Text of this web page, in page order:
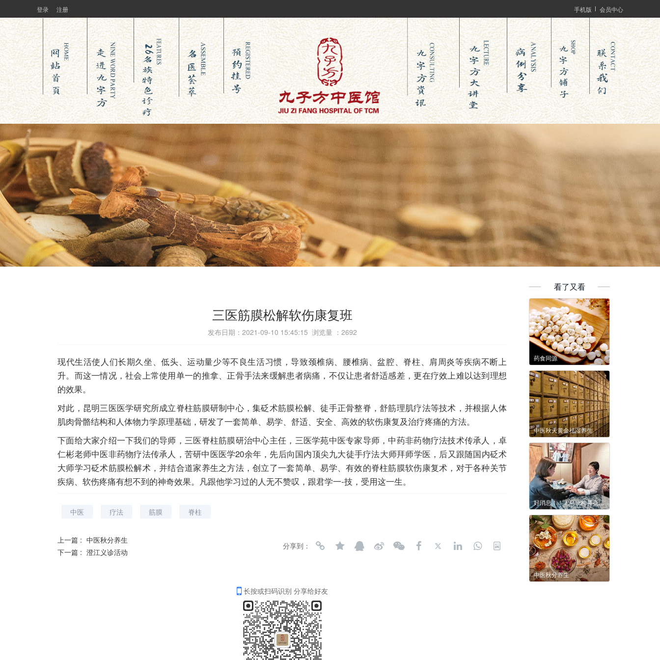
登录 注册 手机版 会员中心
三医筋膜松解软伤康复班
发布日期：2021-09-10 15:45:15 浏览量 ： 2692
现代生活使人们长期久坐、低头、运动量少等不良生活习惯，导致颈椎病、腰椎病、盆腔、脊柱、肩周炎等疾病不断上
升。而这一情况，社会上常使用单一的推拿、正骨手法来缓解患者病痛，不仅让患者舒适感差，更在疗效上难以达到理想
的效果。
对此，昆明三医医学研究所成立脊柱筋膜研制中心，集砭术筋膜松解、徒手正骨整脊，舒筋理肌疗法等技术，并根据人体
肌肉骨骼结构和人体物力学原理基础，研发了一套简单、易学、舒适、安全、高效的软伤康复及治疗疼痛的方法。
下面给大家介绍一下我们的导师，三医脊柱筋膜研治中心主任，三医学苑中医专家导师，中药非药物疗法技术传承人，卓
仁彬老师中医非药物疗法传承人，苦研中医医学20余年，先后向国内顶尖九大徒手疗法大师拜师学医，后又跟随国内砭术
大师学习砭术筋膜松解术，并结合道家养生之方法，创立了一套简单、易学、有效的脊柱筋膜软伤康复术，对于各种关节
疾病、软伤疼痛有想不到的神奇效果。凡跟他学习过的人无不赞叹，跟君学一-技，受用这一生。
中医 疗法 筋膜 脊柱
上一篇 : 中医秋分养生
下一篇 : 澄江义诊活动
分享到：
长按或扫码识别 分享给好友
看了又看
药食同源
中医秋天黄金祛湿养生
好消息！！！马晓梅鼻炎专家到九字方中医馆坐诊啦！！!
中医秋分养生